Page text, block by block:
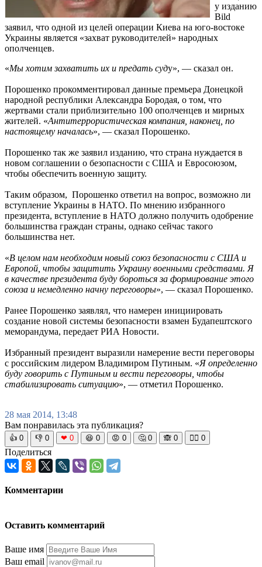
у изданию
Bild
заявил, что одной из целей операции Киева на юго-востоке
Украины является «захват руководителей» народных
ополченцев.
«Мы хотим захватить их и предать суду», — сказал он.
Порошенко прокомментировал данные премьера Донецкой
народной республики Александра Бородая, о том, что
жертвами стали приблизительно 100 ополченцев и мирных
жителей. «Антитеррористическая компания, наконец, по
настоящему началась», — сказал Порошенко.
Порошенко так же заявил изданию, что страна нуждается в
новом соглашении о безопасности с США и Евросоюзом,
чтобы обеспечить военную защиту.
Таким образом, Порошенко ответил на вопрос, возможно ли
вступление Украины в НАТО. По мнению избранного
президента, вступление в НАТО должно получить одобрение
большинства граждан страны, однако сейчас такого
большинства нет.
«В целом нам необходим новый союз безопасности с США и
Европой, чтобы защитить Украину военными средствами. Я
в качестве президента буду бороться за формирование этого
союза и немедленно начну переговоры», — сказал Порошенко.
Ранее Порошенко заявлял, что намерен инициировать
создание новой системы безопасности взамен Будапештского
меморандума, передает РИА Новости.
Избранный президент выразили намерение вести переговоры
с российским лидером Владимиром Путиным. «Я определенно
буду говорить с Путиным и вести переговоры, чтобы
стабилизировать ситуацию», — отметил Порошенко.
28 мая 2014, 13:48
Вам понравилась эта публикация?
👍 0 👎 0 ❤ 0 😆 0 😡 0 🤔 0 🙈 0 🧘‍♀️ 0
Поделиться
Комментарии
Оставить комментарий
Ваше имя
Ваш email